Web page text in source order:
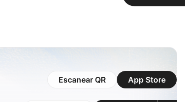
Escanear QR App Store